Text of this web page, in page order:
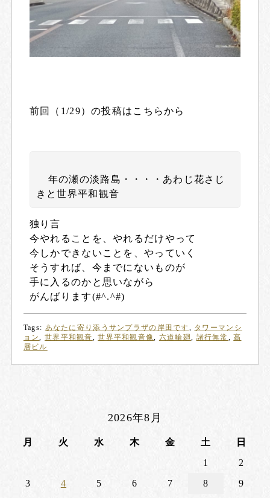
前回（1/29）の投稿はこちらから
年の瀬の淡路島・・・・あわじ花さじ
きと世界平和観音
独り言
今やれることを、やれるだけやって
今しかできないことを、やっていく
そうすれば、今までにないものが
手に入るのかと思いながら
がんばります(#^.^#)
Tags: あなたに寄り添うサンプラザの岸田です, タワーマンシ
ョン,世界平和観音,世界平和観音像, 六道輪廻, 諸行無常 ,高
層ビル
2026年8月
月 火 水 木 金 土
日
1
2
3
4 5 6 7 8
9